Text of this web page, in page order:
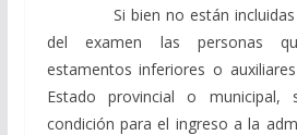
Si bien no están incluidas
del examen las personas
estamentos inferiores o
Estado provincial o municipal,
condición para el ingreso a la